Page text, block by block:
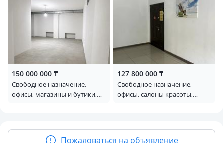
гостиницы и зоны отдыха,
медцентры и аптеки,
образование, развлечения ·
150 000 000 ₸
Свободное назначение,
офисы, магазины и бутики,
развлечения · 184.8 м² ·
127 800 000 ₸
Свободное назначение,
офисы, салоны красоты,
Пожаловаться на объявление